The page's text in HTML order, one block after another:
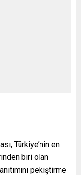
Türkiye’nin en
biri olan
pekiştirme